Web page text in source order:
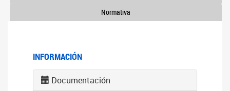
Normativa
INFORMACIÓN
Documentación